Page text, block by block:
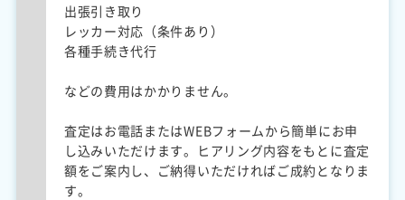
出張引き取り
レッカー対応（条件あり）
各種手続き代行
などの費用はかかりません。
査定はお電話またはWEBフォームから簡単にお申
し込みいただけます。ヒアリング内容をもとに査定
額をご案内し、ご納得いただければご成約となりま
す。